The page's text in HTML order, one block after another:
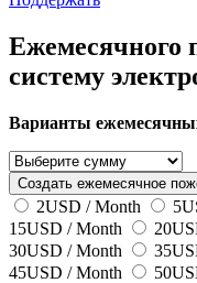
Eжемесячного
систему
Варианты
2USD / Month 5
15USD / Month 20
30USD / Month 35
45USD / Month 50